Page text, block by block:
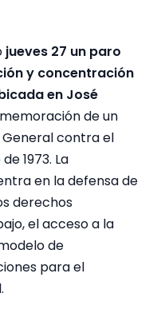
jueves 27 un paro
y concentración
en José
de un
General contra el
1973. La
en la defensa de
derechos
el acceso a la
de
para el